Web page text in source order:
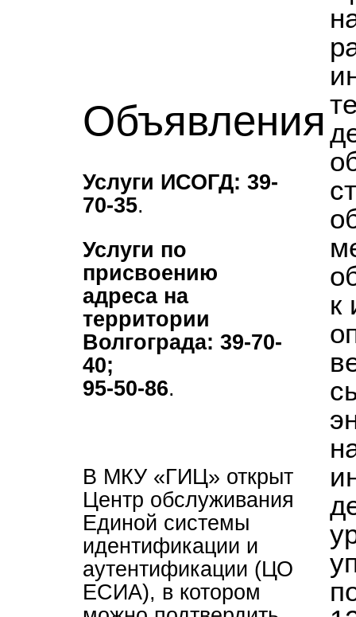
Объявления
Услуги ИСОГД: 39-
70-35.
Услуги по
присвоению
адреса на
территории
Волгограда: 39-70-
40;
95-50-86.
В МКУ «ГИЦ» открыт
Центр обслуживания
Единой системы
идентификации и
аутентификации (ЦО
ЕСИА), в котором
к